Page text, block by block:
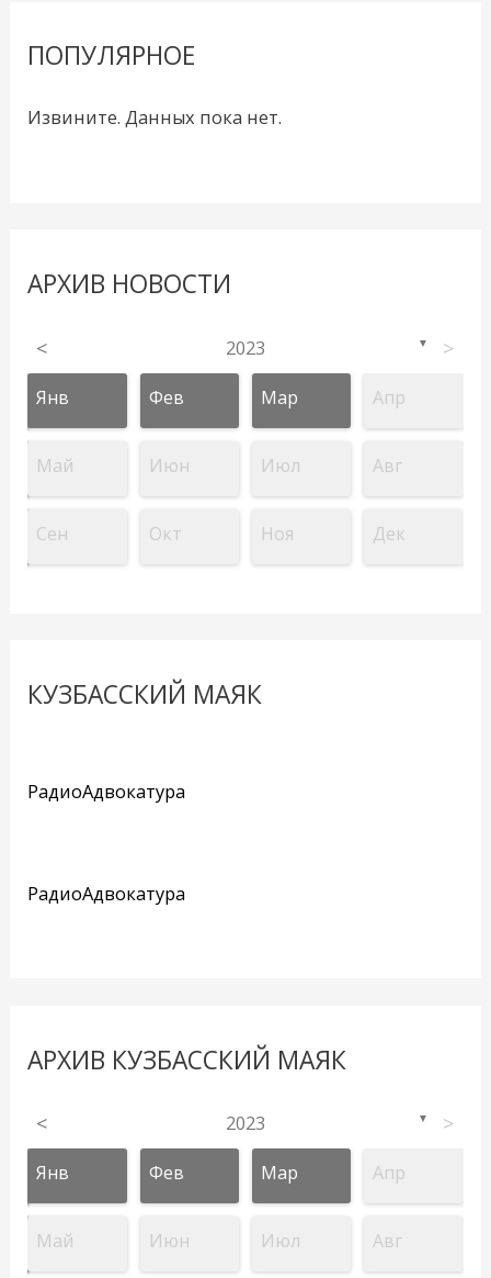
ПОПУЛЯРНОЕ
Извините. Данных пока нет.
АРХИВ НОВОСТИ
< 2023 ▼ >
Янв Фев Мар Апр
Май Июн Июл Авг
Сен Окт Ноя Дек
КУЗБАССКИЙ МАЯК
РадиоАдвокатура
РадиоАдвокатура
АРХИВ КУЗБАССКИЙ МАЯК
< 2023 ▼ >
Янв Фев Мар Апр
Май Июн Июл Авг